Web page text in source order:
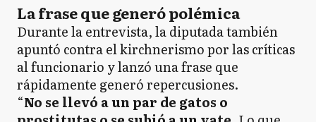
La frase que generó polémica
Durante la entrevista, la diputada también
apuntó contra el kirchnerismo por las críticas
al funcionario y lanzó una frase que
rápidamente generó repercusiones.
“No se llevó a un par de gatos o